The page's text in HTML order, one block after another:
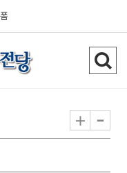
검
색
기
+ -